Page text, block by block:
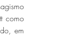
como
em